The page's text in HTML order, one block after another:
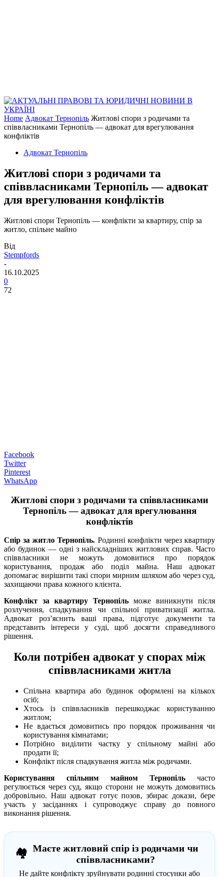
Home Адвокат Тернопіль Житлові спори з родичами та
співвласниками Тернопіль — адвокат для врегулювання
конфліктів
Адвокат Тернопіль
Житлові спори з родичами та
співвласниками Тернопіль — адвокат
для врегулювання конфліктів
Житлові спори Тернопіль — конфлікти за квартиру, спір за
житло, спільне майно
Від
Stempfords
-
16.10.2025
0
72
Facebook
Twitter
Pinterest
WhatsApp
Житлові спори з родичами та співвласниками
Тернопіль — адвокат для врегулювання
конфліктів
Спір за житло Тернопіль. Родинні конфлікти через квартиру
або будинок — одні з найскладніших житлових справ. Часто
співвласники не можуть домовитися про порядок
користування, продаж або поділ майна. Наш адвокат
допомагає вирішити такі спори мирним шляхом або через суд,
захищаючи права кожного клієнта.
Конфлікт за квартиру Тернопіль може виникнути після
розлучення, спадкування чи спільної приватизації житла.
Адвокат роз’яснить ваші права, підготує документи та
представить інтереси у суді, щоб досягти справедливого
рішення.
Коли потрібен адвокат у спорах між
співвласниками житла
Спільна квартира або будинок оформлені на кількох
осіб;
Хтось із співвласників перешкоджає користуванню
житлом;
Не вдається домовитись про порядок проживання чи
користування кімнатами;
Потрібно виділити частку у спільному майні або
продати її;
Конфлікт після спадкування житла між родичами.
Користування спільним майном Тернопіль часто
регулюється через суд, якщо сторони не можуть домовитись
добровільно. Наш адвокат готує позов, збирає докази, бере
участь у засіданнях і супроводжує справу до повного
виконання рішення.
🏘️ Маєте житловий спір із родичами чи
співвласниками?
Не дайте конфлікту зруйнувати родинні стосунки або